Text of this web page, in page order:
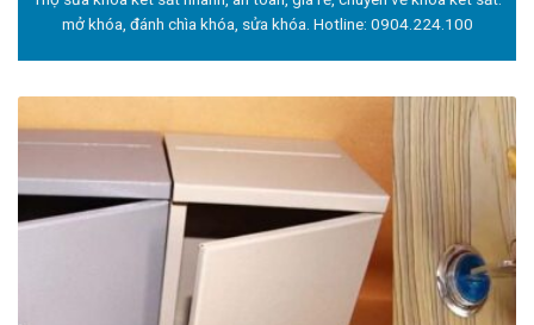
mở khóa, đánh chìa khóa, sửa khóa. Hotline: 0904.224.100